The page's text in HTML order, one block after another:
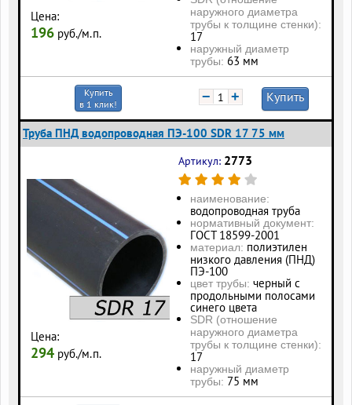
Цена:
196 руб./м.п.
наружного диаметра
трубы к толщине стенки):
17
наружный диаметр
трубы: 63 мм
Купить
в 1 клик!
− + Купить
Труба ПНД водопроводная ПЭ-100 SDR 17 75 мм
Цена:
294 руб./м.п.
Артикул: 2773
наименование:
водопроводная труба
нормативный документ:
ГОСТ 18599-2001
материал: полиэтилен
низкого давления (ПНД)
ПЭ-100
цвет трубы: черный с
продольными полосами
синего цвета
SDR (отношение
наружного диаметра
трубы к толщине стенки):
17
наружный диаметр
трубы: 75 мм